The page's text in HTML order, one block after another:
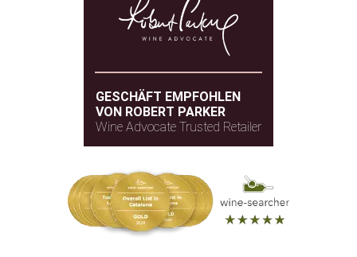
GESCHÄFT EMPFOHLEN
VON ROBERT PARKER
Wine Advocate Trusted Retailer